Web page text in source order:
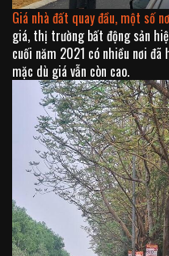
Giá nhà đất quay đầu, một số
giá, thị trường bất động sản
cuối năm 2021 có nhiều nơi
mặc dù giá vẫn còn cao.